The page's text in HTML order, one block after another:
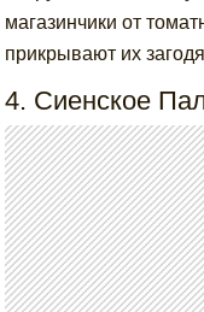
магазинчики от
прикрывают их
4. Сиенское